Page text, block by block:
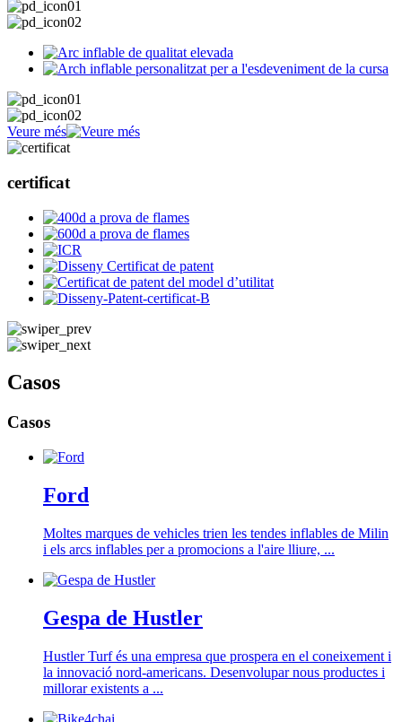
Veure més
certificat
Casos
Casos
Ford
Moltes marques de vehicles trien les tendes inflables de Milin
i els arcs inflables per a promocions a l'aire lliure, ...
Gespa de Hustler
Hustler Turf és una empresa que prospera en el coneixement i
la innovació nord-americans. Desenvolupar nous productes i
millorar existents a ...